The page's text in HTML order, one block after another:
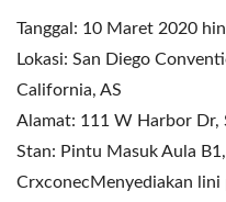
Tanggal: 10 Maret 2020
Lokasi: San Diego
California, AS
Alamat: 111 W Harbor Dr,
Stan: Pintu Masuk Aula
CrxconecMenyediakan